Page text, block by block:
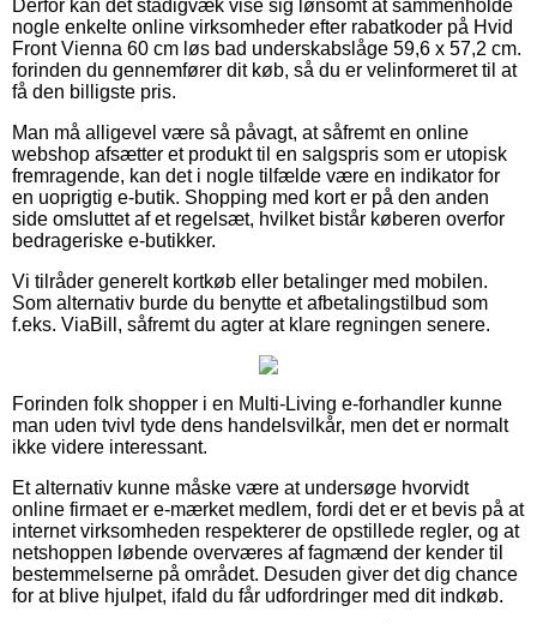
Derfor kan det stadigvæk vise sig lønsomt at sammenholde
nogle enkelte online virksomheder efter rabatkoder på Hvid
Front Vienna 60 cm løs bad underskabslåge 59,6 x 57,2 cm.
forinden du gennemfører dit køb, så du er velinformeret til at
få den billigste pris.
Man må alligevel være så påvagt, at såfremt en online
webshop afsætter et produkt til en salgspris som er utopisk
fremragende, kan det i nogle tilfælde være en indikator for
en uoprigtig e-butik. Shopping med kort er på den anden
side omsluttet af et regelsæt, hvilket bistår køberen overfor
bedrageriske e-butikker.
Vi tilråder generelt kortkøb eller betalinger med mobilen.
Som alternativ burde du benytte et afbetalingstilbud som
f.eks. ViaBill, såfremt du agter at klare regningen senere.
Forinden folk shopper i en Multi-Living e-forhandler kunne
man uden tvivl tyde dens handelsvilkår, men det er normalt
ikke videre interessant.
Et alternativ kunne måske være at undersøge hvorvidt
online firmaet er e-mærket medlem, fordi det er et bevis på at
internet virksomheden respekterer de opstillede regler, og at
netshoppen løbende overværes af fagmænd der kender til
bestemmelserne på området. Desuden giver det dig chance
for at blive hjulpet, ifald du får udfordringer med dit indkøb.